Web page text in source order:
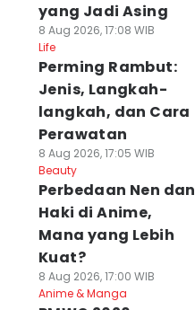
yang Jadi Asing
8 Aug 2026, 17:08 WIB
Life
Perming Rambut:
Jenis, Langkah-
langkah, dan Cara
Perawatan
8 Aug 2026, 17:05 WIB
Beauty
Perbedaan Nen dan
Haki di Anime,
Mana yang Lebih
Kuat?
8 Aug 2026, 17:00 WIB
Anime & Manga